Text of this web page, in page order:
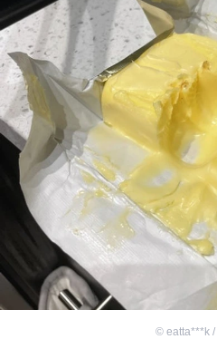
© eatta***k